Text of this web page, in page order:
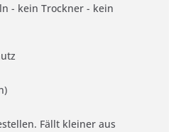
- kein Trockner - kein
Fällt kleiner aus